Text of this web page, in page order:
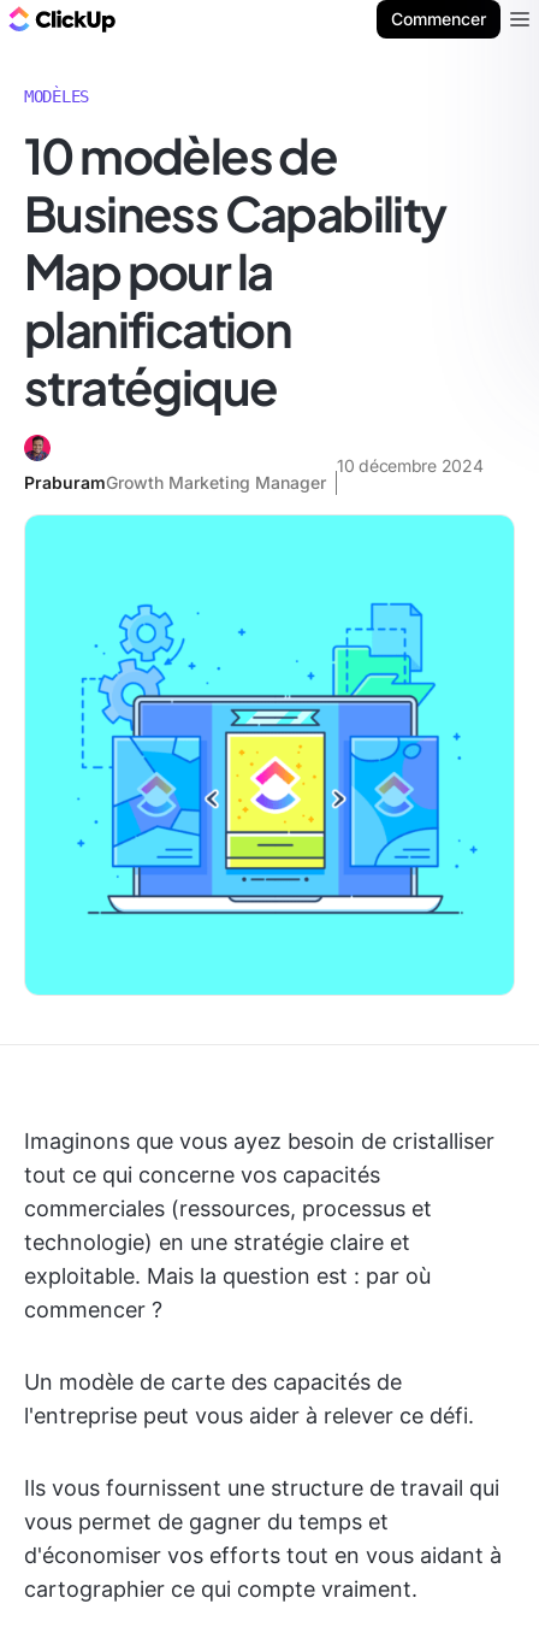
Commencer
MODÈLES
10 modèles de
Business Capability
Map pour la
planification
stratégique
PraburamGrowth Marketing Manager
10 décembre 2024
Imaginons que vous ayez besoin de cristalliser
tout ce qui concerne vos capacités
commerciales (ressources, processus et
technologie) en une stratégie claire et
exploitable. Mais la question est : par où
commencer ?
Un modèle de carte des capacités de
l'entreprise peut vous aider à relever ce défi.
Ils vous fournissent une structure de travail qui
vous permet de gagner du temps et
d'économiser vos efforts tout en vous aidant à
cartographier ce qui compte vraiment.